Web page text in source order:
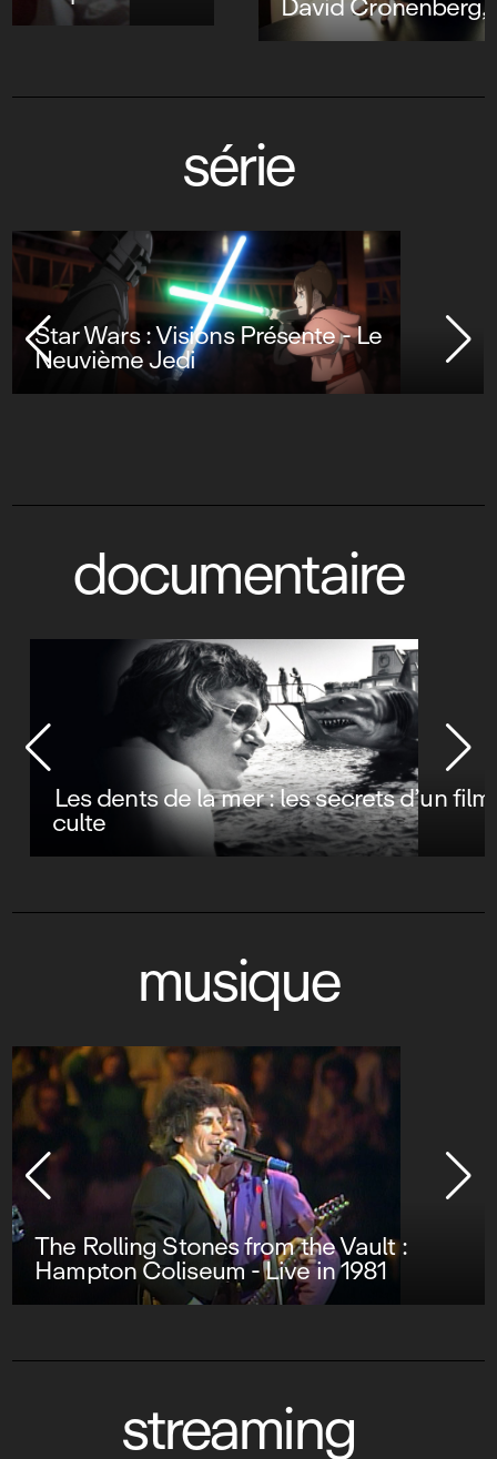
série
Star Wars : Visions Présente - Le
Neuvième Jedi
documentaire
Les dents de la mer : les secrets d’un film
culte
musique
Phil Collins : Going Back - Live at
Roseland Ballroom, NYC
streaming